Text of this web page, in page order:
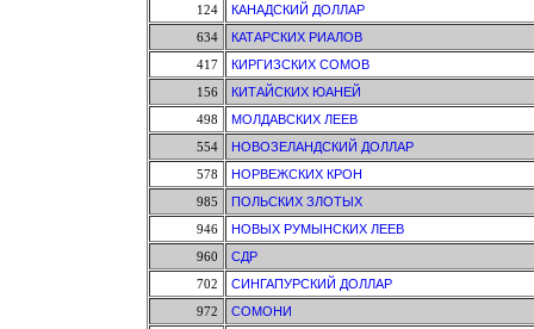
124
КАНАДСКИЙ ДОЛЛАР
634
КАТАРСКИХ РИАЛОВ
417
КИРГИЗСКИХ СОМОВ
156
КИТАЙСКИХ ЮАНЕЙ
498
МОЛДАВСКИХ ЛЕЕВ
554
НОВОЗЕЛАНДСКИЙ ДОЛЛАР
578
НОРВЕЖСКИХ КРОН
985
ПОЛЬСКИХ ЗЛОТЫХ
946
НОВЫХ РУМЫНСКИХ ЛЕЕВ
960
СДР
702
СИНГАПУРСКИЙ ДОЛЛАР
972
СОМОНИ